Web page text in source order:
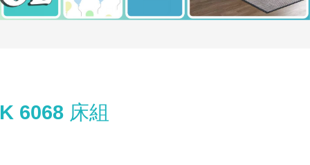
6068 床組